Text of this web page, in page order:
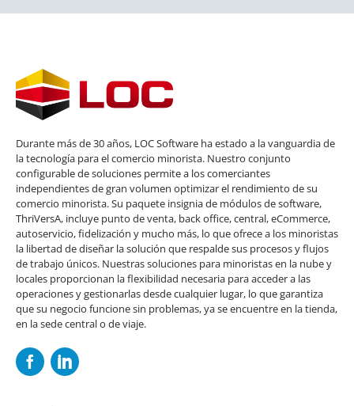
Durante más de 30 años, LOC Software ha estado a la vanguardia de
la tecnología para el comercio minorista. Nuestro conjunto
configurable de soluciones permite a los comerciantes
independientes de gran volumen optimizar el rendimiento de su
comercio minorista. Su paquete insignia de módulos de software,
ThriVersA, incluye punto de venta, back office, central, eCommerce,
autoservicio, fidelización y mucho más, lo que ofrece a los minoristas
la libertad de diseñar la solución que respalde sus procesos y flujos
de trabajo únicos. Nuestras soluciones para minoristas en la nube y
locales proporcionan la flexibilidad necesaria para acceder a las
operaciones y gestionarlas desde cualquier lugar, lo que garantiza
que su negocio funcione sin problemas, ya se encuentre en la tienda,
en la sede central o de viaje.